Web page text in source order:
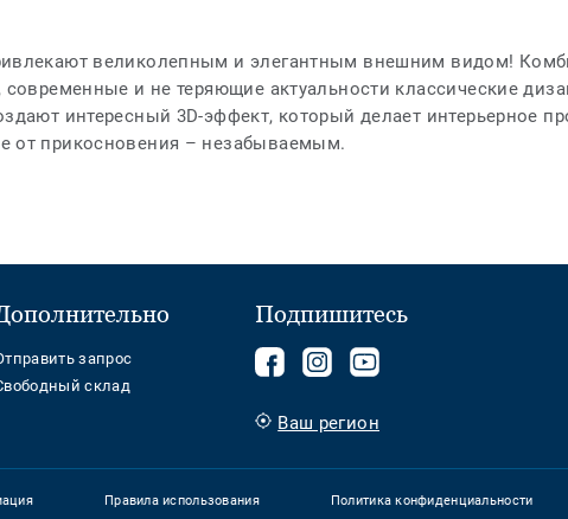
великолепным и элегантным внешним видом!
современные и не теряющие актуальности классические
интересный 3D-эффект, который делает интерьерное
от прикосновения – незабываемым.
запрос
склад
Подпишитесь
Подписывайтесь
нас
Follow
Ваш регион
Правила использования Политика конфиденциальности